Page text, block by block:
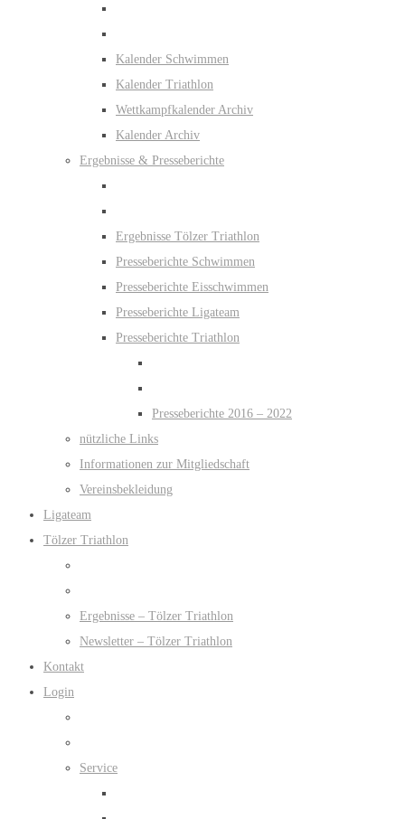
Kalender Schwimmen
Kalender Triathlon
Wettkampfkalender Archiv
Kalender Archiv
Ergebnisse & Presseberichte
Ergebnisse Tölzer Triathlon
Presseberichte Schwimmen
Presseberichte Eisschwimmen
Presseberichte Ligateam
Presseberichte Triathlon
Presseberichte 2016 – 2022
nützliche Links
Informationen zur Mitgliedschaft
Vereinsbekleidung
Ligateam
Tölzer Triathlon
Ergebnisse – Tölzer Triathlon
Newsletter – Tölzer Triathlon
Kontakt
Login
Service